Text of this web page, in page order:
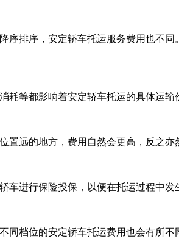
序排序，安定轿车托运服务费用也不
等都影响着安定轿车托运的具体运
远的地方，费用自然会更高，反之亦
进行保险投保，以便在托运过程中发
档位的安定轿车托运费用也会有所不